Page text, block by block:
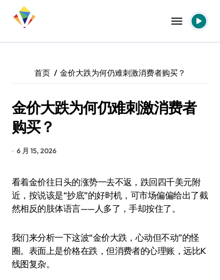
首页 金价大跌为何仍难刺激消费者购买？
金价大跌为何仍难刺激消费者
购买？
6 月 15, 2026
看着金价往日头的涨势一去不返，跌回四千美元附
近，按说该是“抄底”的好时机，可市场偏偏给出了截
然相反的肢体语言——人多了，手却按住了。
我们来分析一下这波“金价大跌，心动但不动”的怪
圈。表面上是价格在跌，但消费者的心理账，远比K
线图复杂。